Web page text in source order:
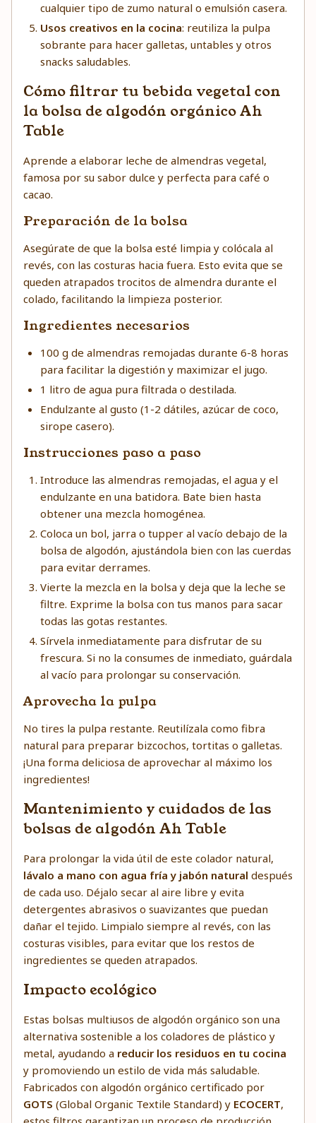
cualquier tipo de zumo natural o emulsión casera.
Usos creativos en la cocina: reutiliza la pulpa
sobrante para hacer galletas, untables y otros
snacks saludables.
Cómo filtrar tu bebida vegetal con
la bolsa de algodón orgánico Ah
Table
Aprende a elaborar leche de almendras vegetal,
famosa por su sabor dulce y perfecta para café o
cacao.
Preparación de la bolsa
Asegúrate de que la bolsa esté limpia y colócala al
revés, con las costuras hacia fuera. Esto evita que se
queden atrapados trocitos de almendra durante el
colado, facilitando la limpieza posterior.
Ingredientes necesarios
100 g de almendras remojadas durante 6-8 horas
para facilitar la digestión y maximizar el jugo.
1 litro de agua pura filtrada o destilada.
Endulzante al gusto (1-2 dátiles, azúcar de coco,
sirope casero).
Instrucciones paso a paso
Introduce las almendras remojadas, el agua y el
endulzante en una batidora. Bate bien hasta
obtener una mezcla homogénea.
Coloca un bol, jarra o tupper al vacío debajo de la
bolsa de algodón, ajustándola bien con las cuerdas
para evitar derrames.
Vierte la mezcla en la bolsa y deja que la leche se
filtre. Exprime la bolsa con tus manos para sacar
todas las gotas restantes.
Sírvela inmediatamente para disfrutar de su
frescura. Si no la consumes de inmediato, guárdala
al vacío para prolongar su conservación.
Aprovecha la pulpa
No tires la pulpa restante. Reutilízala como fibra
natural para preparar bizcochos, tortitas o galletas.
¡Una forma deliciosa de aprovechar al máximo los
ingredientes!
Mantenimiento y cuidados de las
bolsas de algodón Ah Table
Para prolongar la vida útil de este colador natural,
lávalo a mano con agua fría y jabón natural después
de cada uso. Déjalo secar al aire libre y evita
detergentes abrasivos o suavizantes que puedan
dañar el tejido. Limpialo siempre al revés, con las
costuras visibles, para evitar que los restos de
ingredientes se queden atrapados.
Impacto ecológico
Estas bolsas multiusos de algodón orgánico son una
alternativa sostenible a los coladores de plástico y
metal, ayudando a reducir los residuos en tu cocina
y promoviendo un estilo de vida más saludable.
Fabricados con algodón orgánico certificado por
GOTS (Global Organic Textile Standard) y ECOCERT,